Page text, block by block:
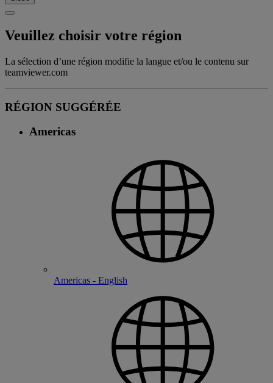
Veuillez choisir votre région
La sélection d’une région modifie la langue et/ou le contenu sur
teamviewer.com
RÉGION SUGGÉRÉE
Americas
Americas - English